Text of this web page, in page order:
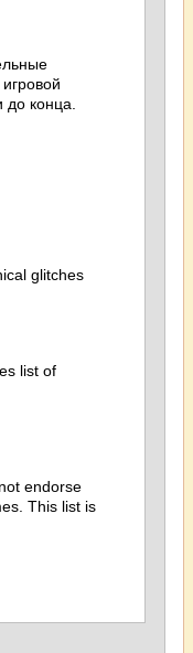
конца.
glitches
list of
endorse
This list is